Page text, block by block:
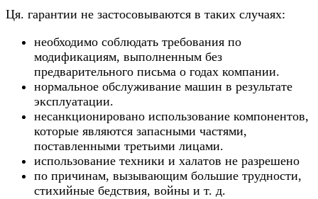
Ця. гарантии не застосовываются в таких случаях:
необходимо соблюдать требования по
модификациям, выполненным без
предварительного письма о годах компании.
нормальное обслуживание машин в результате
эксплуатации.
несанкционировано использование компонентов,
которые являются запасными частями,
поставленными третьими лицами.
использование техники и халатов не разрешено
по причинам, вызывающим большие трудности,
стихийные бедствия, войны и т. д.